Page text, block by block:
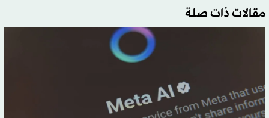
مقالات ذات صلة